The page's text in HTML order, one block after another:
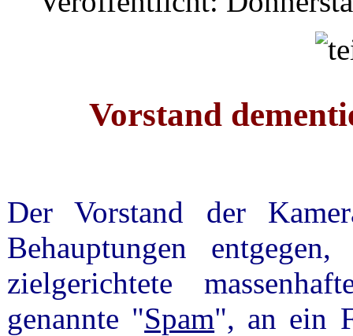
Vorstand
Der Vorstand der
Behauptungen
zielgerichtete
genannte "Spam", an ein